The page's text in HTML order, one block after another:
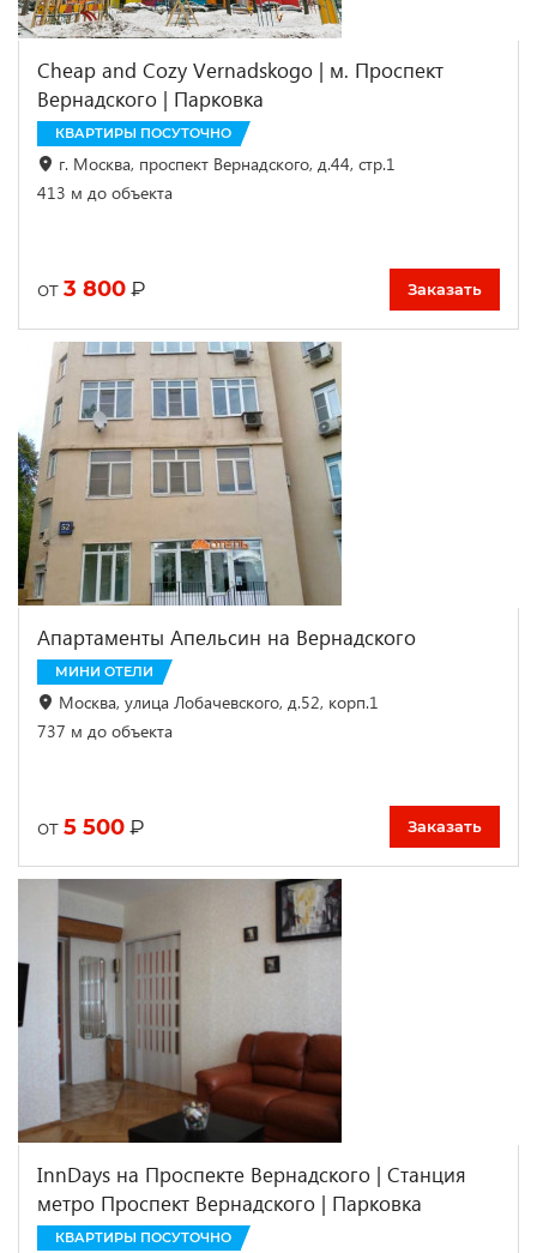
Cheap and Cozy Vernadskogo | м. Проспект
Вернадского | Парковка
КВАРТИРЫ ПОСУТОЧНО
г. Москва, проспект Вернадского, д.44, стр.1
413 м до объекта
от 3 800 ₽ Заказать
Апартаменты Апельсин на Вернадского
МИНИ ОТЕЛИ
Москва, улица Лобачевского, д.52, корп.1
737 м до объекта
от 5 500 ₽ Заказать
InnDays на Проспекте Вернадского | Станция
метро Проспект Вернадского | Парковка
КВАРТИРЫ ПОСУТОЧНО